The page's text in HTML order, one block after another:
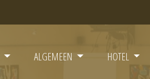
ALGEMEEN HOTEL